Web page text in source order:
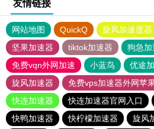
友情链接
网站地图 QuickQ 旋风加速度器
坚果加速器
tiktok加速器
狗急加
免费vqn外网加速
小蓝鸟 优途
旋风加速器
免费vps加速器外网苹
快连加速器
快连加速器官网入口
快鸭加速器
快柠檬加速器 旋风